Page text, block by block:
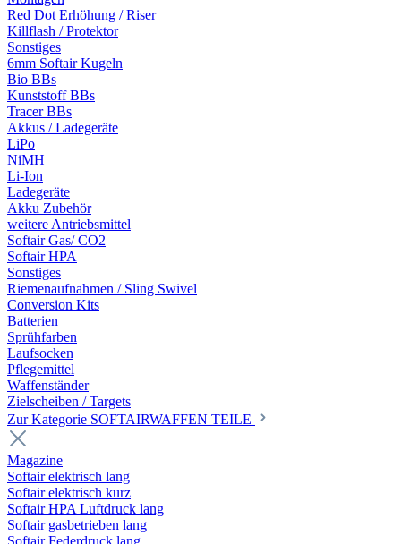
Red Dot Erhöhung / Riser
Killflash / Protektor
Sonstiges
6mm Softair Kugeln
Bio BBs
Kunststoff BBs
Tracer BBs
Akkus / Ladegeräte
LiPo
NiMH
Li-Ion
Ladegeräte
Akku Zubehör
weitere Antriebsmittel
Softair Gas/ CO2
Softair HPA
Sonstiges
Riemenaufnahmen / Sling Swivel
Conversion Kits
Batterien
Sprühfarben
Laufsocken
Pflegemittel
Waffenständer
Zielscheiben / Targets
Zur Kategorie SOFTAIRWAFFEN TEILE
Magazine
Softair elektrisch lang
Softair elektrisch kurz
Softair HPA Luftdruck lang
Softair gasbetrieben lang
Softair Federdruck lang